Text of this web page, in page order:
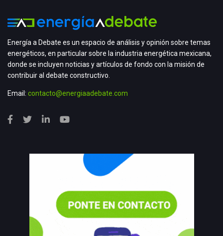
Energía a Debate es un espacio de análisis y opinión sobre temas
energéticos, en particular sobre la industria energética mexicana,
donde se incluyen noticias y artículos de fondo con la misión de
contribuir al debate constructivo.
Email: contacto@energiaadebate.com